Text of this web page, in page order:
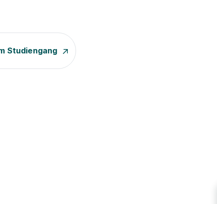
Studiengang